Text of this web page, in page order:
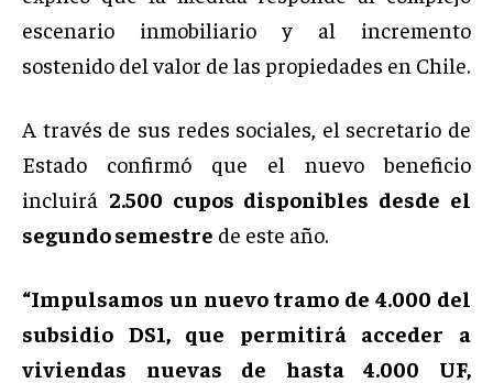
escenario inmobiliario y al incremento
sostenido del valor de las propiedades en Chile.
A través de sus redes sociales, el secretario de
Estado confirmó que el nuevo beneficio
incluirá 2.500 cupos disponibles desde el
segundo semestre de este año.
“Impulsamos un nuevo tramo de 4.000 del
subsidio DS1, que permitirá acceder a
viviendas nuevas de hasta 4.000 UF,